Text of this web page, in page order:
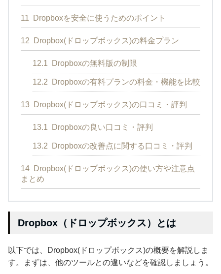
11 Dropboxを安全に使うためのポイント
12 Dropbox(ドロップボックス)の料金プラン
12.1 Dropboxの無料版の制限
12.2 Dropboxの有料プランの料金・機能を比較
13 Dropbox(ドロップボックス)の口コミ・評判
13.1 Dropboxの良い口コミ・評判
13.2 Dropboxの改善点に関する口コミ・評判
14 Dropbox(ドロップボックス)の使い方や注意点
まとめ
Dropbox（ドロップボックス）とは
以下では、Dropbox(ドロップボックス)の概要を解説しま
す。まずは、他のツールとの違いなどを確認しましょう。